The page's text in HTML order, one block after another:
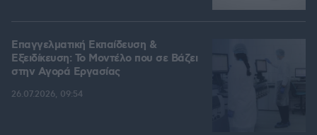
Επαγγελματική Εκπαίδευση &
Εξειδίκευση: Το Mοντέλο που σε Bάζει
στην Aγορά Eργασίας
26.07.2026, 09:54